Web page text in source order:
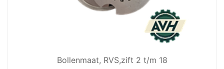
Bollenmaat, RVS,zift 2 t/m 18